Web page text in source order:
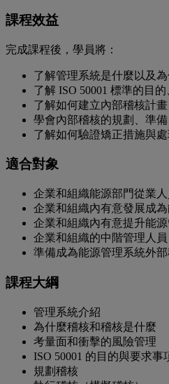
課程效益
完成課程後，學員將：
了解管理系統是什麼以及
了解 ISO 50001 標準的目
了解如何建立內部稽核計畫
學會內部稽核的規劃、準
了解如何驗證矯正措施與
適合對象
企業和組織能源部門從業
企業和組織內有意發展成
企業和組織內有意提升能
企業和組織的中階管理人員
準備成為能源管理系統外
課程大綱
管理系統介紹
為什麼稽核和稽核是什麼
考量面和衝擊的風險管理
ISO 50001 的目的與要求事
規劃稽核